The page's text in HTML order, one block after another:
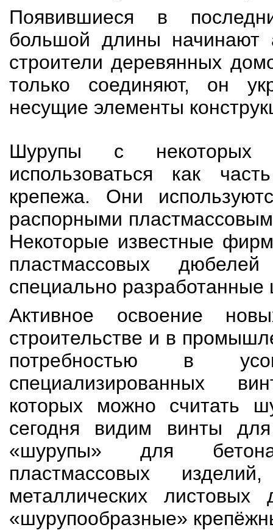
Появившиеся в
большой длины начинают
строители деревянных
только соединяют, он
несущие элементы
Шурупы с
использоваться как
крепежа. Они
распорными
Некоторые известные
пластмассовых
специально
Активное освоение
строительстве и в
потребностью в
специализированных
которых можно считать
сегодня видим винты для
«шурупы» для
пластмассовых
металлических листовых
«шурупообразные»